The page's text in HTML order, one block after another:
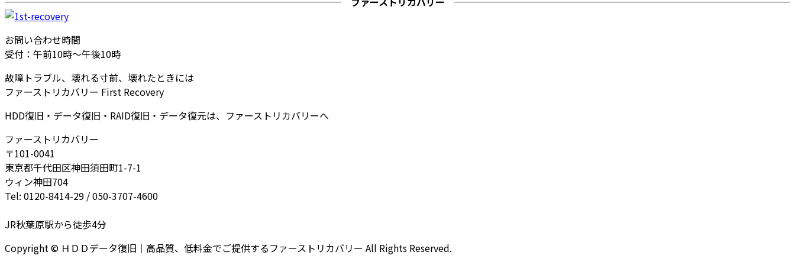
お問い合わせ時間
受付：午前10時～午後10時
故障トラブル、壊れる寸前、壊れたときには
ファーストリカバリー First Recovery
HDD復旧・データ復旧・RAID復旧・データ復元は、ファーストリカバリーへ
ファーストリカバリー
〒101-0041
東京都千代田区神田須田町1-7-1
ウィン神田704
Tel: 0120-8414-29 / 050-3707-4600
JR秋葉原駅から徒歩4分
Copyright © ＨＤＤデータ復旧｜高品質、低料金でご提供するファーストリカバリー All Rights Reserved.